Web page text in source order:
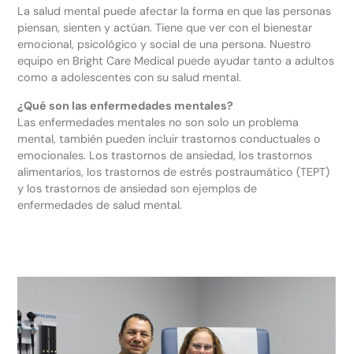
La salud mental puede afectar la forma en que las personas
piensan, sienten y actúan. Tiene que ver con el bienestar
emocional, psicológico y social de una persona. Nuestro
equipo en Bright Care Medical puede ayudar tanto a adultos
como a adolescentes con su salud mental.
¿Qué son las enfermedades mentales?
Las enfermedades mentales no son solo un problema
mental, también pueden incluir trastornos conductuales o
emocionales. Los trastornos de ansiedad, los trastornos
alimentarios, los trastornos de estrés postraumático (TEPT)
y los trastornos de ansiedad son ejemplos de
enfermedades de salud mental.